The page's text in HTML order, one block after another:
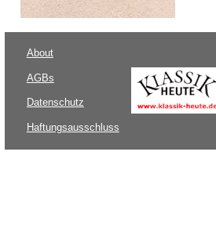
About
AGBs
Datenschutz
Haftungsausschluss